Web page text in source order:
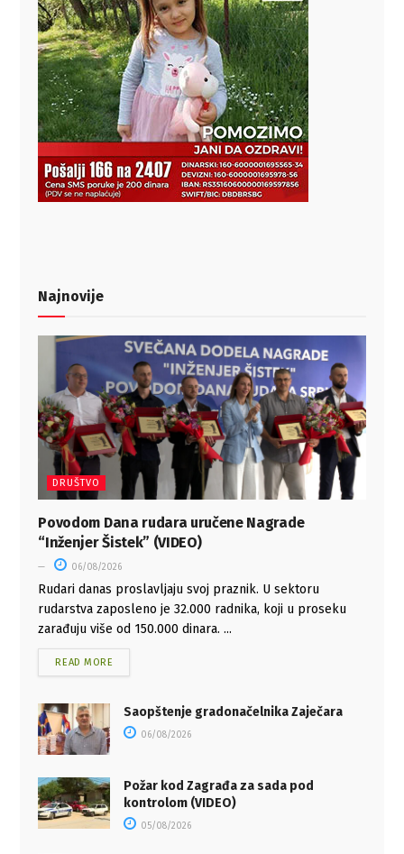
Najnovije
DRUŠTVO
Povodom Dana rudara uručene Nagrade
“Inženjer Šistek” (VIDEO)
06/08/2026
Rudari danas proslavljaju svoj praznik. U sektoru
rudarstva zaposleno je 32.000 radnika, koji u proseku
zarađuju više od 150.000 dinara. ...
READ MORE
Saopštenje gradonačelnika Zaječara
06/08/2026
Požar kod Zagrađa za sada pod
kontrolom (VIDEO)
05/08/2026